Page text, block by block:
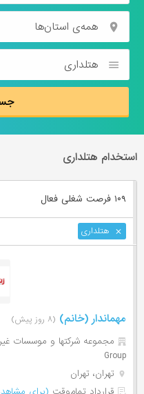
همه‌ی استان‌ها
هتلداری
استخدام هتلداری
۱۰۹ فرصت ‌شغلی فعال
هتلداری
مهماندار (خانم) (۸ روز پیش)
Group
تهران، تهران